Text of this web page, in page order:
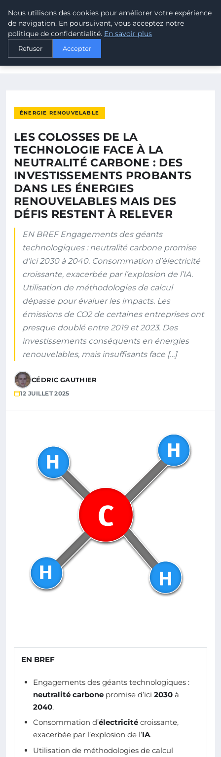
MALTA CLIMATE
ACCUEIL
LES COLOSSES DE LA TECHNOLOGIE FACE À LA NEUTRALITÉ
ÉNERGIE RENOUVELABLE
LES COLOSSES DE LA
TECHNOLOGIE FACE À LA
NEUTRALITÉ CARBONE : DES
INVESTISSEMENTS PROBANTS
DANS LES ÉNERGIES
RENOUVELABLES MAIS DES
DÉFIS RESTENT À RELEVER
EN BREF Engagements des géants
technologiques : neutralité carbone promise
d’ici 2030 à 2040. Consommation d’électricité
croissante, exacerbée par l’explosion de l’IA.
Utilisation de méthodologies de calcul
dépasse pour évaluer les impacts. Les
émissions de CO2 de certaines entreprises ont
presque doublé entre 2019 et 2023. Des
investissements conséquents en énergies
renouvelables, mais insuffisants face […]
CÉDRIC GAUTHIER
12 JUILLET 2025
EN BREF
Engagements des géants technologiques :
neutralité carbone promise d’ici 2030 à
2040.
Consommation d’électricité croissante,
exacerbée par l’explosion de l’IA.
Utilisation de méthodologies de calcul
Nous utilisons des cookies pour améliorer votre expérience
de navigation. En poursuivant, vous acceptez notre
politique de confidentialité. En savoir plus
Refuser Accepter